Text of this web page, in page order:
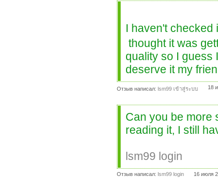
I haven't
thought it was
quality so I guess
deserve it my
Отзыв написал: lsm99 เข้าสู่ระบบ 18
Can you be more
reading it, I still
lsm99 login
Отзыв написал: lsm99 login 16 июля